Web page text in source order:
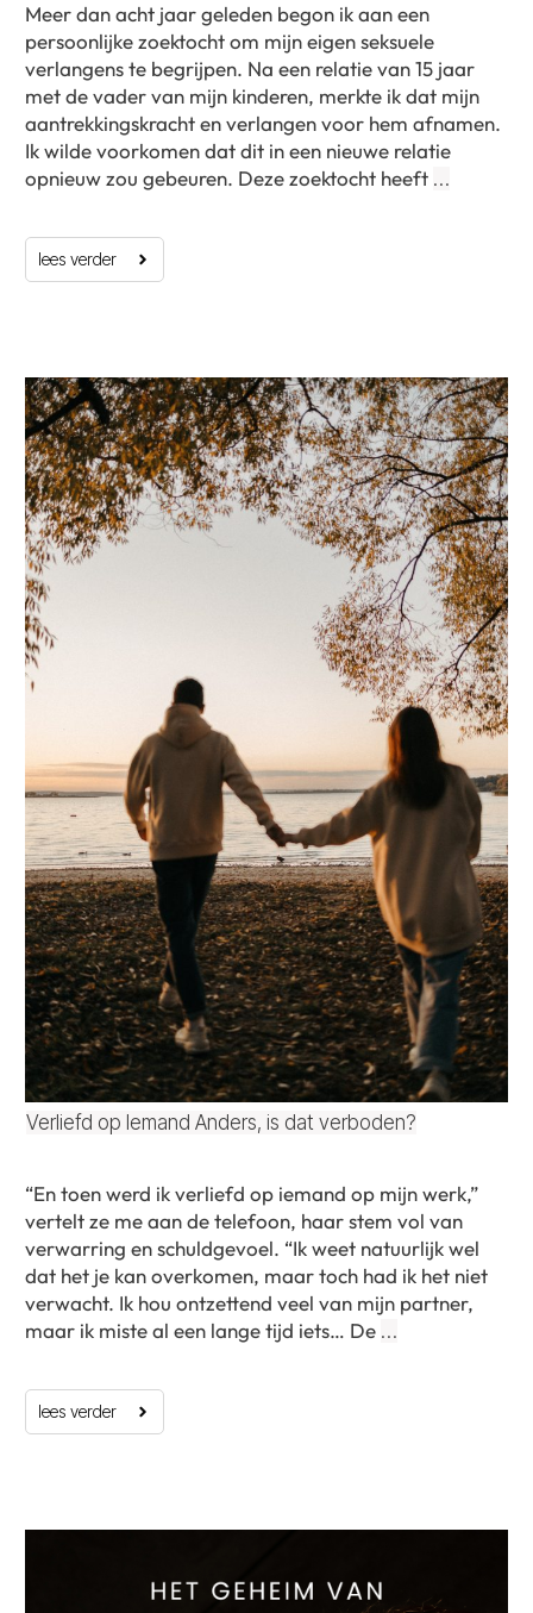
Meer dan acht jaar geleden begon ik aan een
persoonlijke zoektocht om mijn eigen seksuele
verlangens te begrijpen. Na een relatie van 15 jaar
met de vader van mijn kinderen, merkte ik dat mijn
aantrekkingskracht en verlangen voor hem afnamen.
Ik wilde voorkomen dat dit in een nieuwe relatie
opnieuw zou gebeuren. Deze zoektocht heeft …
lees verder
Verliefd op Iemand Anders, is dat verboden?
“En toen werd ik verliefd op iemand op mijn werk,”
vertelt ze me aan de telefoon, haar stem vol van
verwarring en schuldgevoel. “Ik weet natuurlijk wel
dat het je kan overkomen, maar toch had ik het niet
verwacht. Ik hou ontzettend veel van mijn partner,
maar ik miste al een lange tijd iets… De …
lees verder